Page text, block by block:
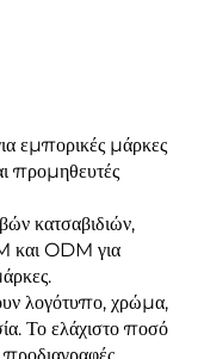
εμπορικές μάρκες
προμηθευτές
κατσαβιδιών,
και ODM για
λογότυπο, χρώμα,
Το ελάχιστο ποσό